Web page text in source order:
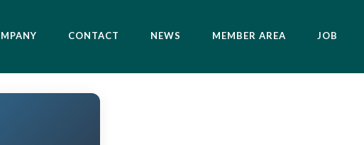
CONTACT NEWS MEMBER AREA JOB